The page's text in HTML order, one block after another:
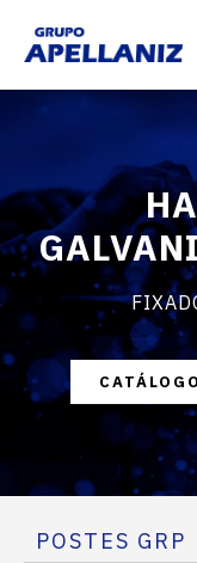
POSTES GRP